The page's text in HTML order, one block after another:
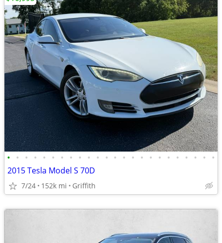
• • • • • • • • • • • • • • • • • • • • • • • •
2015 Tesla Model S 70D
7/24 152k mi Griffith